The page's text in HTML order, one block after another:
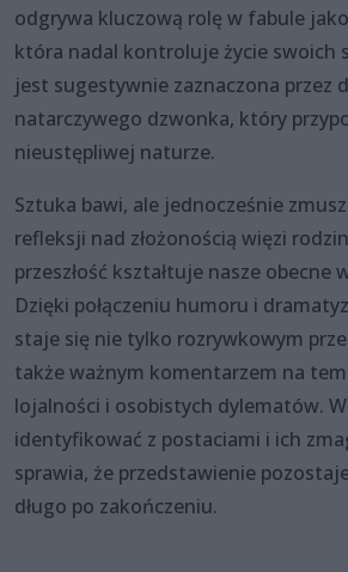
odgrywa kluczową rolę w fabule
która nadal kontroluje życie swoich
jest sugestywnie zaznaczona przez
natarczywego dzwonka, który
nieustępliwej naturze.
Sztuka bawi, ale jednocześnie
refleksji nad złożonością więzi
przeszłość kształtuje nasze obecne
Dzięki połączeniu humoru i
staje się nie tylko rozrywkowym
także ważnym komentarzem na
lojalności i osobistych dylematów.
identyfikować z postaciami i ich
sprawia, że przedstawienie
długo po zakończeniu.